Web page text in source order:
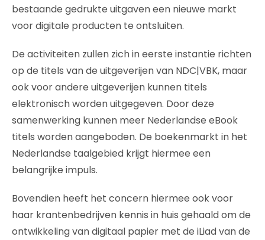
bestaande gedrukte uitgaven een nieuwe markt
voor digitale producten te ontsluiten.
De activiteiten zullen zich in eerste instantie richten
op de titels van de uitgeverijen van NDC|VBK, maar
ook voor andere uitgeverijen kunnen titels
elektronisch worden uitgegeven. Door deze
samenwerking kunnen meer Nederlandse eBook
titels worden aangeboden. De boekenmarkt in het
Nederlandse taalgebied krijgt hiermee een
belangrijke impuls.
Bovendien heeft het concern hiermee ook voor
haar krantenbedrijven kennis in huis gehaald om de
ontwikkeling van digitaal papier met de iLiad van de